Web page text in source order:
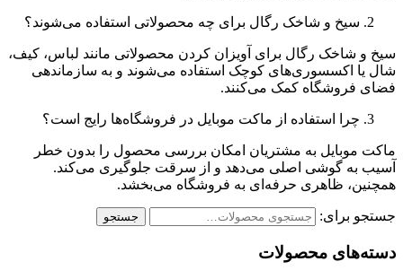
سیخ و شاخک رگال برای چه محصولاتی استفاده می‌شوند؟
سیخ و شاخک رگال برای آویزان کردن محصولاتی مانند لباس، کیف،
شال یا اکسسوری‌های کوچک استفاده می‌شوند و به سازماندهی
فضای فروشگاه کمک می‌کنند.
چرا استفاده از ماکت موبایل در فروشگاه‌ها رایج است؟
ماکت موبایل به مشتریان امکان بررسی محصول را بدون خطر
آسیب به گوشی اصلی می‌دهد و از سرقت جلوگیری می‌کند.
همچنین، ظاهری حرفه‌ای به فروشگاه می‌بخشد.
جستجو برای: جستجو
دسته‌های محصولات